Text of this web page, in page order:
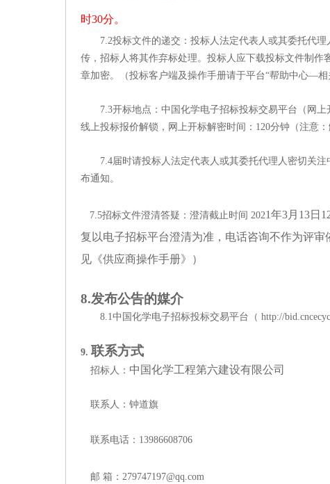
时30分。
7.2投标文件的递交：投标人法定代表人或其委托代
传，招标人将其作弃标处理。投标人应下载投标文件制
章加密。（投标客户端及操作手册请于平台“帮助中心—相
7.3开标地点：中国化学电子招标投标交易平台（网
线上投标报价解锁，网上开标解密时间：120分钟（注意
7.4届时请投标人法定代表人或其委托代理人密切关
布通知。
7.5招标文件澄清答疑：澄清截止时间 2021年3月 13日
复以电子招标平台澄清为准，电话咨询不作为评
见《供应商操作手册》）
8.发布公告的媒介
8.1中国化学电子招标投标交易平台（ http://
9. 联系方式
招标人： 中国化学工程第六建设有限公司
联系人： 钟道旗
联系电话： 13986608706
邮 箱： 279747197@qq.com